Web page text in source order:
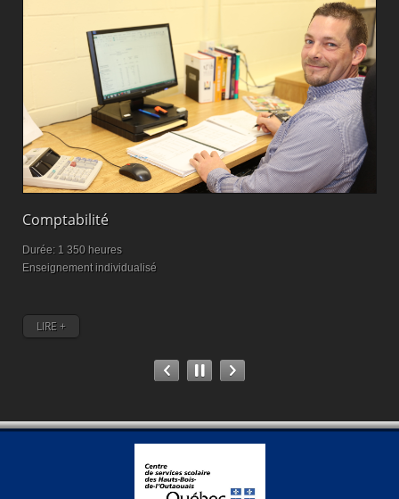
Comptabilité
Durée: 1 350 heures
Enseignement individualisé
LIRE +